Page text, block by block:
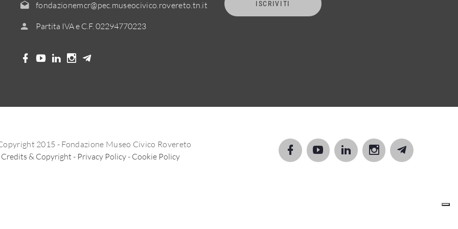
fondazionemcr@pec.museocivico.rovereto.tn.it
Partita IVA e C.F. 02294770223
ISCRIVITI
2015 - Fondazione Museo Civico Rovereto
Credits & Copyright - Privacy Policy- Cookie Policy